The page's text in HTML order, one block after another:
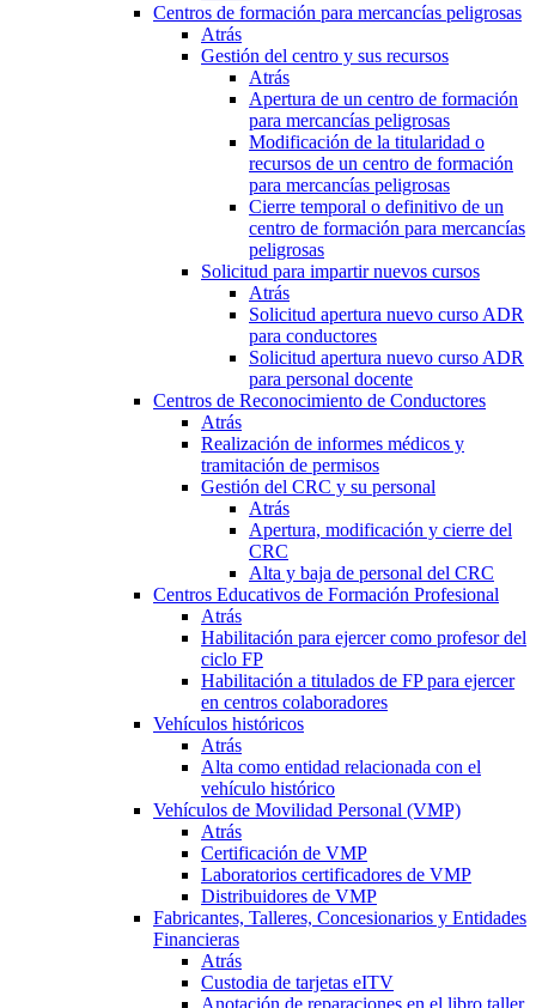
Centros de formación para mercancías peligrosas
Atrás
Gestión del centro y sus recursos
Atrás
Apertura de un centro de formación
para mercancías peligrosas
Modificación de la titularidad o
recursos de un centro de formación
para mercancías peligrosas
Cierre temporal o definitivo de un
centro de formación para mercancías
peligrosas
Solicitud para impartir nuevos cursos
Atrás
Solicitud apertura nuevo curso ADR
para conductores
Solicitud apertura nuevo curso ADR
para personal docente
Centros de Reconocimiento de Conductores
Atrás
Realización de informes médicos y
tramitación de permisos
Gestión del CRC y su personal
Atrás
Apertura, modificación y cierre del
CRC
Alta y baja de personal del CRC
Centros Educativos de Formación Profesional
Atrás
Habilitación para ejercer como profesor del
ciclo FP
Habilitación a titulados de FP para ejercer
en centros colaboradores
Vehículos históricos
Atrás
Alta como entidad relacionada con el
vehículo histórico
Vehículos de Movilidad Personal (VMP)
Atrás
Certificación de VMP
Laboratorios certificadores de VMP
Distribuidores de VMP
Fabricantes, Talleres, Concesionarios y Entidades
Financieras
Atrás
Custodia de tarjetas eITV